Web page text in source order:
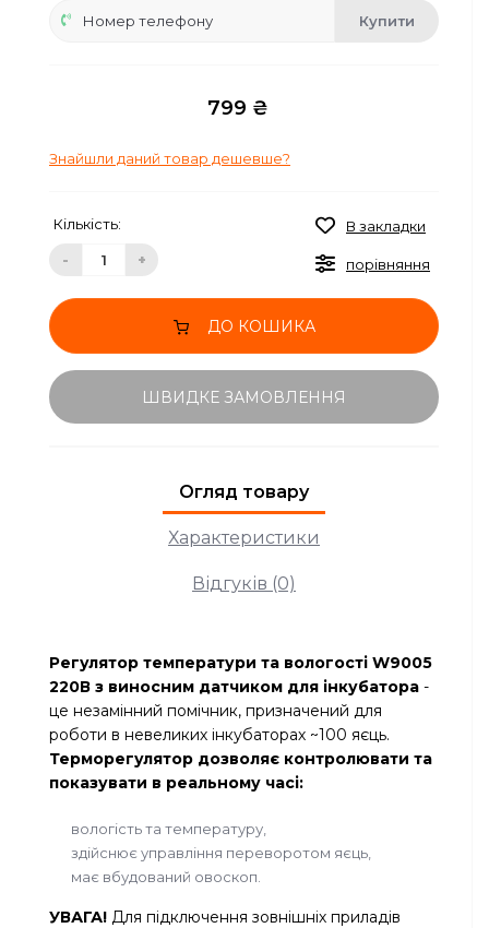
Купити
799 ₴
Знайшли даний товар дешевше?
Кількість:
- +
В закладки
порівняння
ДО КОШИКА
ШВИДКЕ ЗАМОВЛЕННЯ
Огляд товару
Характеристики
Відгуків (0)
Регулятор температури та вологості W9005
220В з виносним датчиком для інкубатора -
це незамінний помічник, призначений для
роботи в невеликих інкубаторах ~100 яєць.
Терморегулятор дозволяє контролювати та
показувати в реальному часі:
вологість та температуру,
здійснює управління переворотом яєць,
має вбудований овоскоп.
УВАГА! Для підключення зовнішніх приладів